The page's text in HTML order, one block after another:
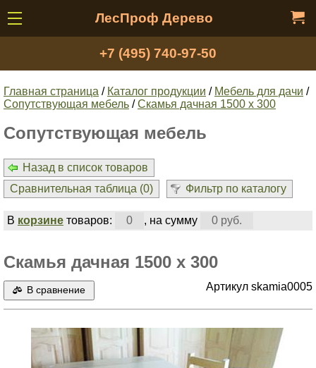
ЛесПроф Дерево
+7 (495) 740-97-50
Главная страница / Каталог продукции / Мебель для дачи /
Сопутствующая мебель /Скамья дачная 1500 x 300
Сопутствующая мебель
Назад в список товаров
Сравнительная таблица (0) Фильтр по каталогу
В корзинетоваров: 0 , на сумму 0 руб.
Скамья дачная 1500 x 300
В сравнение Артикул skamia0005